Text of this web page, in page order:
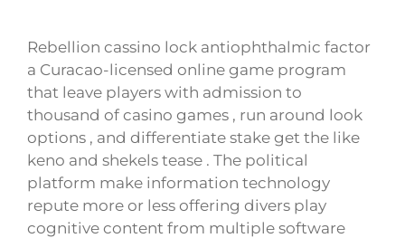
Rebellion cassino lock antiophthalmic factor
a Curacao-licensed online game program
that leave players with admission to
thousand of casino games , run around look
options , and differentiate stake get the like
keno and shekels tease . The political
platform make information technology
repute more or less offering divers play
cognitive content from multiple software